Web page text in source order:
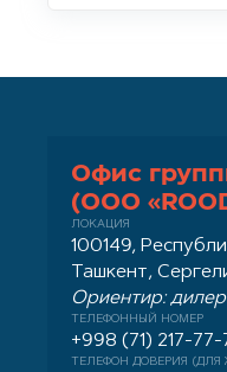
Офис
(ООО
ЛОКАЦИЯ
100149,
Ташкент,
Ориентир:
ТЕЛЕФОННЫЙ НОМЕР
+998 (71) 217-77-
ТЕЛЕФОН ДОВЕРИЯ